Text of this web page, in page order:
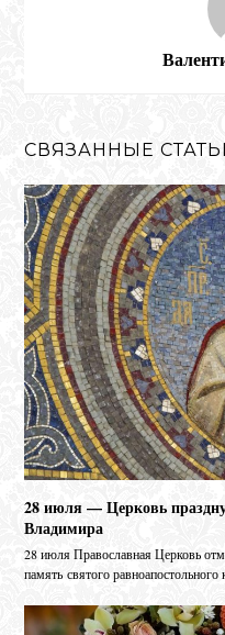
СВЯЗАННЫЕ
28 июля — Церковь
Владимира
28 июля Православная Церковь
память святого